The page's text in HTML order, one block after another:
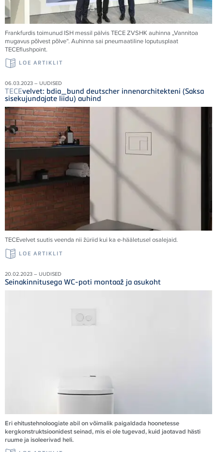
Frankfurdis toimunud ISH messil pälvisTECEZVSHK auhinna „Vannitoa
mugavus põlvest põlve“. Auhinna sai pneumaatiline loputusplaat
TECEflushpoint.
LOE ARTIKLIT
06.03.2023 – UUDISED
TECEvelvet: bdia_bund deutscher innenarchitekteni (Saksa
sisekujundajate liidu) auhind
TECEvelvet suutis veenda nii žüriid kui ka e-hääletusel osalejaid.
LOE ARTIKLIT
20.02.2023 – UUDISED
Seinakinnitusega WC-poti montaaž ja asukoht
Eri ehitustehnoloogiate abil on võimalik paigaldada hoonetesse
kergkonstruktsioonidest seinad, mis ei ole tugevad, kuid jaotavad hästi
ruume ja isoleerivad heli.